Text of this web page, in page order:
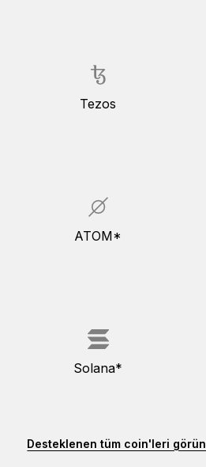
Tezos
ATOM*
Solana*
Desteklenen tüm coin'leri görün